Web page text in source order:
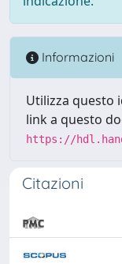
Informazioni
Utilizza questo
link a questo
https://
Citazioni